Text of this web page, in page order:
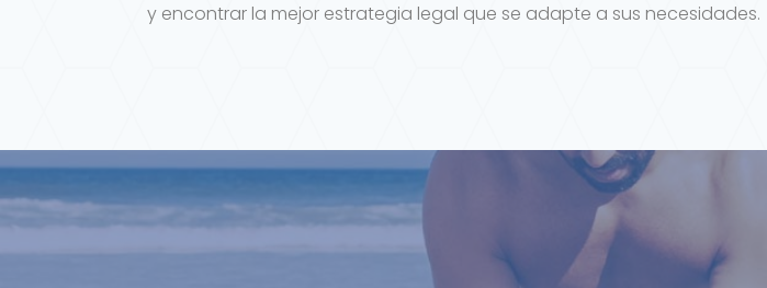
y encontrar la mejor estrategia legal que se adapte a sus necesidades.